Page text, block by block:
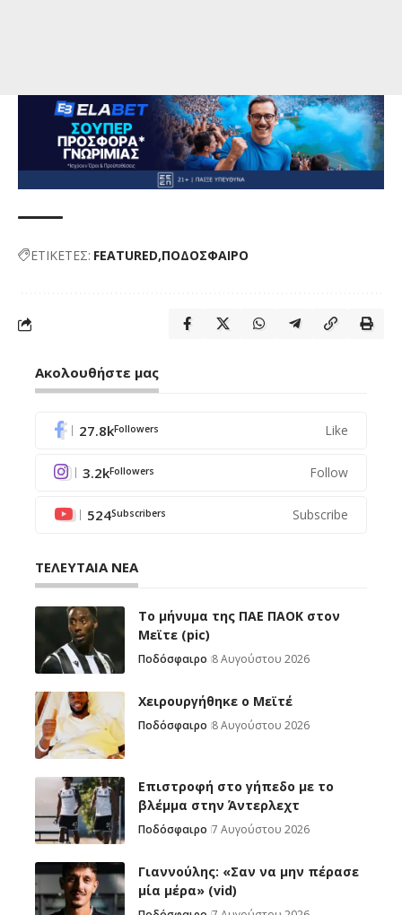
ΕΤΙΚΕΤΕΣ: FEATURED ΠΟΔΟΣΦΑΙΡΟ
Ακολουθήστε μας
27.8kFollowers Like
3.2kFollowers Follow
524Subscribers Subscribe
ΤΕΛΕΥΤΑΙΑ ΝΕΑ
Το μήνυμα της ΠΑΕ ΠΑΟΚ στον
Μεϊτε (pic)
Ποδόσφαιρο 8 Αυγούστου 2026
Χειρουργήθηκε ο Μεϊτέ
Ποδόσφαιρο 8 Αυγούστου 2026
Επιστροφή στο γήπεδο με το
βλέμμα στην Άντερλεχτ
Ποδόσφαιρο 7 Αυγούστου 2026
Γιαννούλης: «Σαν να μην πέρασε
μία μέρα» (vid)